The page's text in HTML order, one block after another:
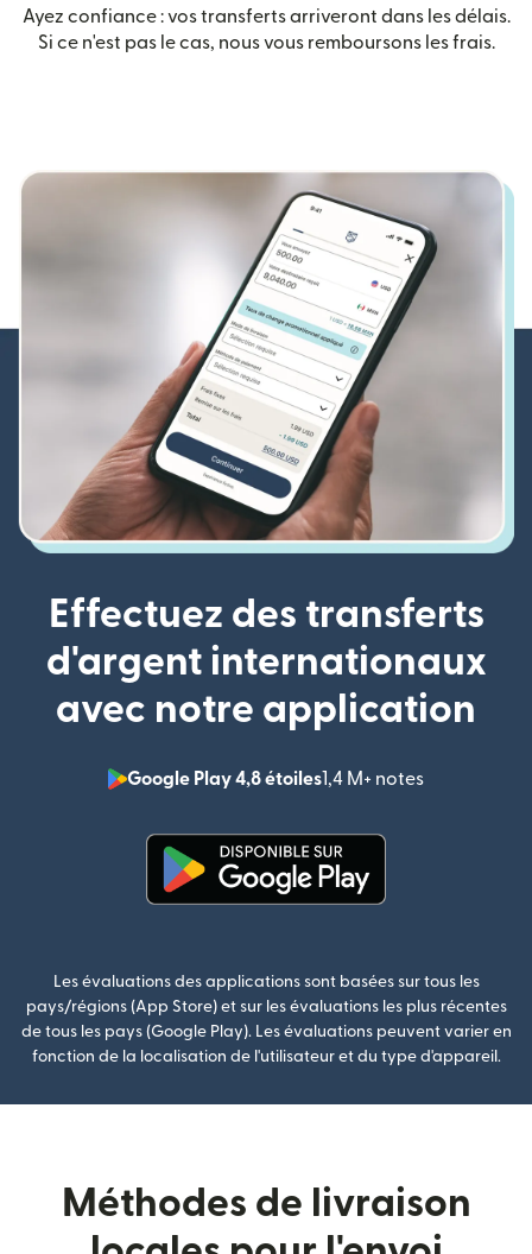
Ayez confiance : vos transferts arriveront dans les délais.
Si ce n'est pas le cas, nous vous remboursons les frais.
Effectuez des transferts
d'argent internationaux
avec notre application
Google Play 4,8 étoiles1,4 M+ notes
Les évaluations des applications sont basées sur tous les
pays/régions (App Store) et sur les évaluations les plus récentes
de tous les pays (Google Play). Les évaluations peuvent varier en
fonction de la localisation de l'utilisateur et du type d'appareil.
Méthodes de livraison